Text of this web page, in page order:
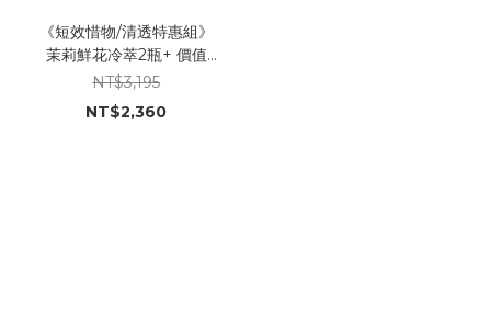
《短效惜物/清透特惠組》
茉莉鮮花冷萃2瓶+ 價值
836元茉莉鮮花冷萃全效精
華7ml *2瓶
NT$3,195
NT$2,360